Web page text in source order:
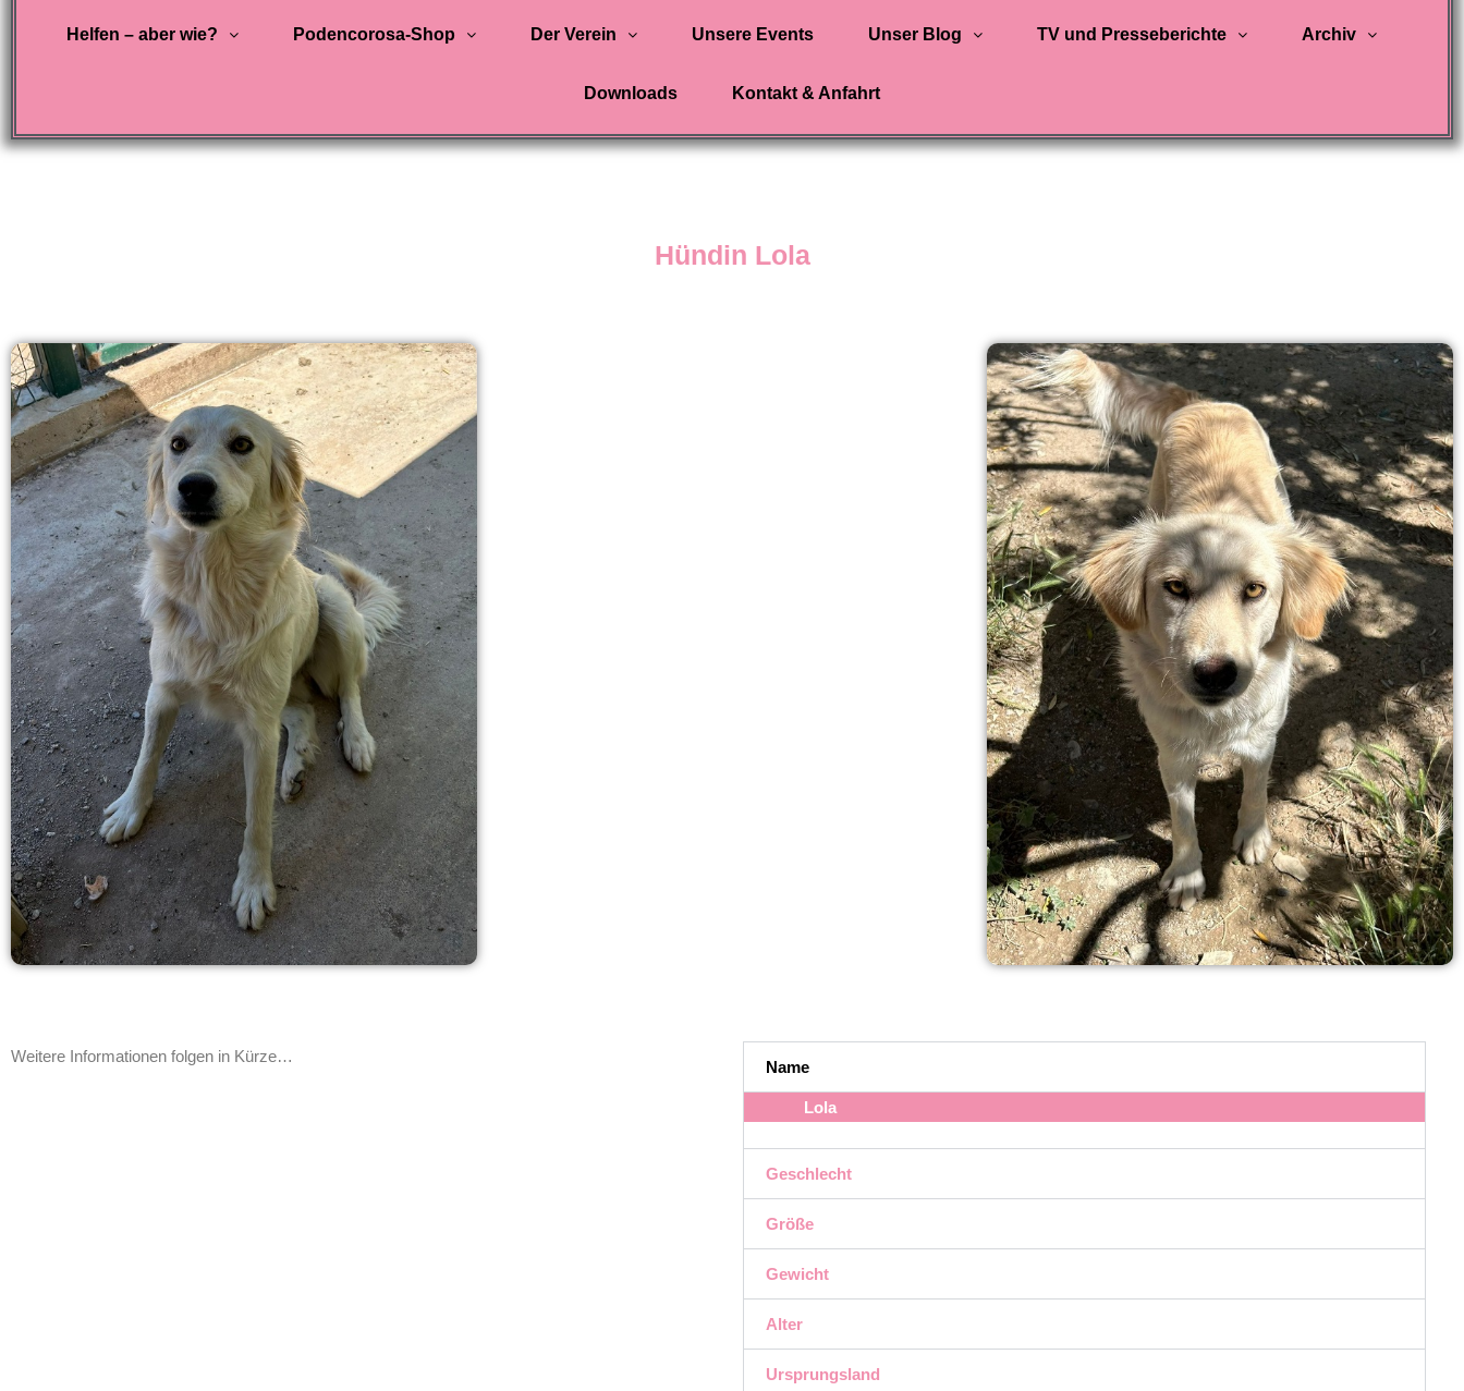
Helfen – aber wie? Podencorosa-Shop Der Verein Unsere Events Unser Blog TV und Presseberichte Archiv
Downloads Kontakt & Anfahrt
Hündin Lola
Weitere Informationen folgen in Kürze…
Name
Lola
Geschlecht
Größe
Gewicht
Alter
Ursprungsland